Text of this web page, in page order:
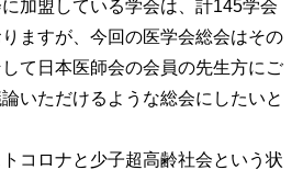
加盟している学会は、計145学会
ますが、今回の医学会総会はその
て日本医師会の会員の先生方にご
いただけるような総会にしたいと
コロナと少子超高齢社会という状